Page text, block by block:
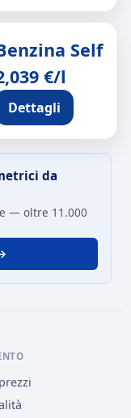
Self
€/l
Dettagli
da
— oltre 11.000